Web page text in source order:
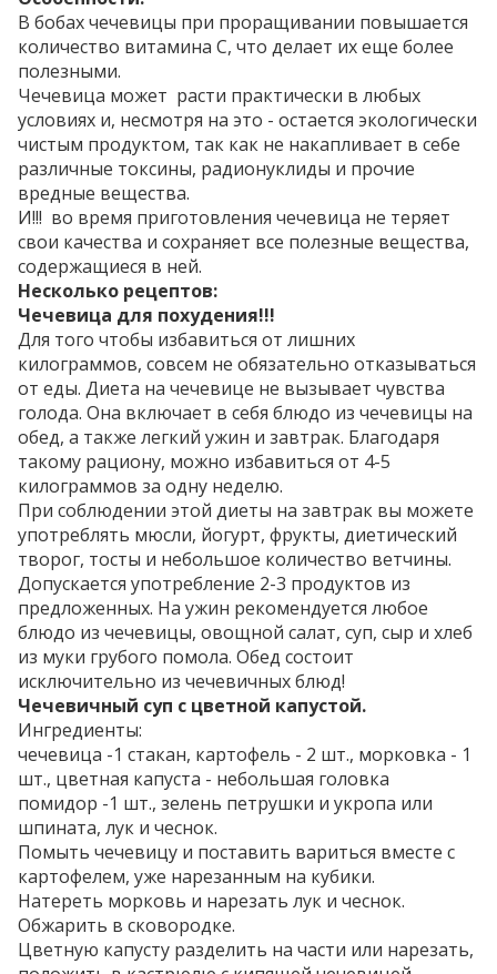
В бобах чечевицы при проращивании повышается
количество витамина С, что делает их еще более
полезными.
Чечевица может расти практически в любых
условиях и, несмотря на это - остается экологически
чистым продуктом, так как не накапливает в себе
различные токсины, радионуклиды и прочие
вредные вещества.
И!!! во время приготовления чечевица не теряет
свои качества и сохраняет все полезные вещества,
содержащиеся в ней.
Несколько рецептов:
Чечевица для похудения!!!
Для того чтобы избавиться от лишних
килограммов, совсем не обязательно отказываться
от еды. Диета на чечевице не вызывает чувства
голода. Она включает в себя блюдо из чечевицы на
обед, а также легкий ужин и завтрак. Благодаря
такому рациону, можно избавиться от 4-5
килограммов за одну неделю.
При соблюдении этой диеты на завтрак вы можете
употреблять мюсли, йогурт, фрукты, диетический
творог, тосты и небольшое количество ветчины.
Допускается употребление 2-3 продуктов из
предложенных. На ужин рекомендуется любое
блюдо из чечевицы, овощной салат, суп, сыр и хлеб
из муки грубого помола. Обед состоит
исключительно из чечевичных блюд!
Чечевичный суп с цветной капустой.
Ингредиенты:
чечевица -1 стакан, картофель - 2 шт., морковка - 1
шт., цветная капуста - небольшая головка
помидор -1 шт., зелень петрушки и укропа или
шпината, лук и чеснок.
Помыть чечевицу и поставить вариться вместе с
картофелем, уже нарезанным на кубики.
Натереть морковь и нарезать лук и чеснок.
Обжарить в сковородке.
Цветную капусту разделить на части или нарезать,